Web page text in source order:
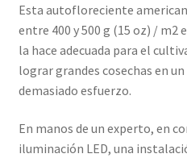
Esta autofloreciente
entre 400 y 500 g (15 oz) /
la hace adecuada para el
lograr grandes cosechas en
demasiado esfuerzo.
En manos de un experto, en
iluminación LED, una